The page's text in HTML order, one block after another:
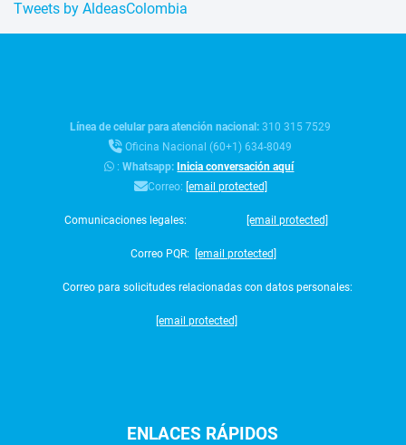
Tweets by AldeasColombia
Línea de celular para atención nacional:310 315 7529
Oficina Nacional (60+1) 634-8049
:Whatsapp:Inicia conversación aquí
Correo: [email protected]
Comunicaciones legales: [email protected]
Correo PQR: [email protected]
Correo para solicitudes relacionadas con datos personales:
[email protected]
ENLACES RÁPIDOS